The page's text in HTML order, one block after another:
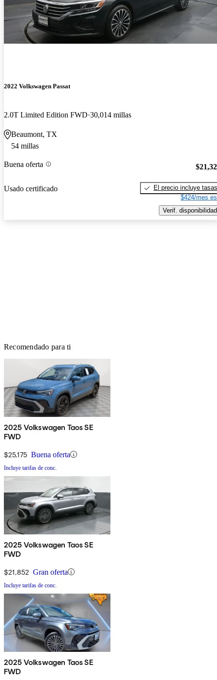
2022 Volkswagen Passat
2.0T Limited Edition FWD 30,014 millas
Beaumont, TX
54 millas
Buena oferta
Usado certificado
El precio incluye tasas
$424/mes
Verif. disponibilidad
Recomendado para ti
2025 Volkswagen Taos SE
FWD
$25,175 Buena oferta
Incluye tarifas de conc.
2025 Volkswagen Taos SE
FWD
$21,852 Gran oferta
Incluye tarifas de conc.
2025 Volkswagen Taos SE
FWD